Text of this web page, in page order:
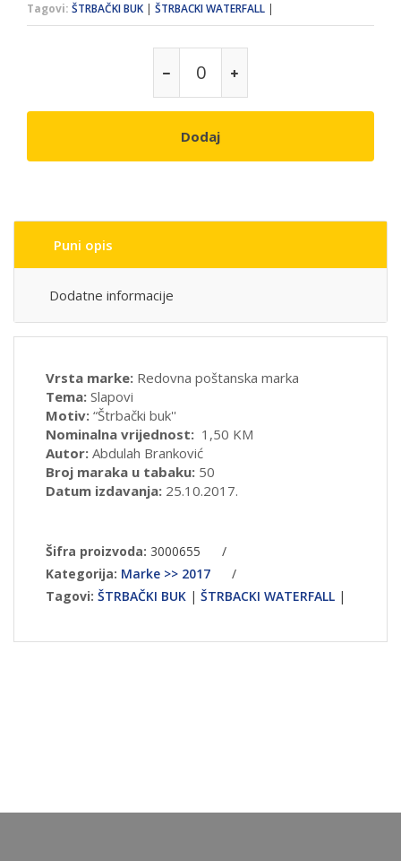
Tagovi: ŠTRBAČKI BUK | ŠTRBACKI WATERFALL |
Dodaj
Puni opis
Dodatne informacije
Vrsta marke: Redovna poštanska marka
Tema: Slapovi
Motiv: “Štrbački buk''
Nominalna vrijednost: 1,50 KM
Autor: Abdulah Branković
Broj maraka u tabaku: 50
Datum izdavanja: 25.10.2017.
Šifra proizvoda: 3000655
/
Kategorija: Marke >> 2017
/
Tagovi: ŠTRBAČKI BUK | ŠTRBACKI WATERFALL |